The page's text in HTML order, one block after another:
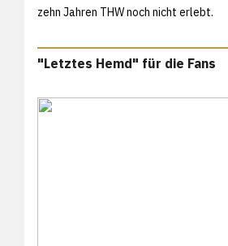
zehn Jahren THW noch nicht erlebt.
"Letztes Hemd" für die Fans